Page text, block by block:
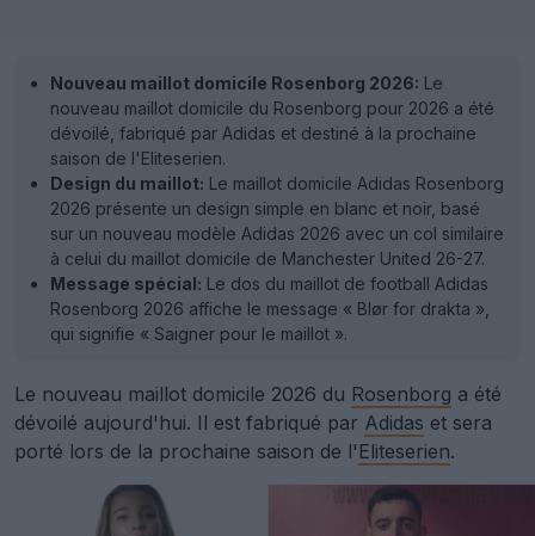
Nouveau maillot domicile Rosenborg 2026: Le
nouveau maillot domicile du Rosenborg pour 2026 a été
dévoilé, fabriqué par Adidas et destiné à la prochaine
saison de l'Eliteserien.
Design du maillot: Le maillot domicile Adidas Rosenborg
2026 présente un design simple en blanc et noir, basé
sur un nouveau modèle Adidas 2026 avec un col similaire
à celui du maillot domicile de Manchester United 26-27.
Message spécial: Le dos du maillot de football Adidas
Rosenborg 2026 affiche le message « Blør for drakta »,
qui signifie « Saigner pour le maillot ».
Le nouveau maillot domicile 2026 du Rosenborg a été
dévoilé aujourd'hui. Il est fabriqué par Adidas et sera
porté lors de la prochaine saison de l' Eliteserien.